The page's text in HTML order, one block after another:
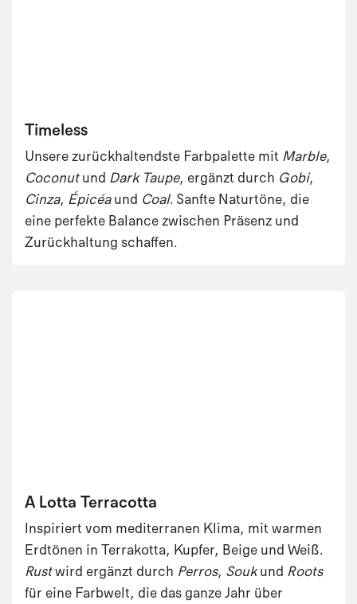
Timeless
Unsere zurückhaltendste Farbpalette mit Marble,
Coconutund Dark Taupe, ergänzt durch Gobi,
Cinza, Épicéaund Coal. Sanfte Naturtöne, die
eine perfekte Balance zwischen Präsenz und
Zurückhaltung schaffen.
A Lotta Terracotta
Inspiriert vom mediterranen Klima, mit warmen
Erdtönen in Terrakotta, Kupfer, Beige und Weiß.
Rustwird ergänzt durch Perros, Soukund Roots
für eine Farbwelt, die das ganze Jahr über